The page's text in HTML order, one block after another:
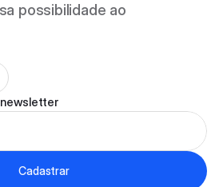
Cadastrar
possibilidade ao